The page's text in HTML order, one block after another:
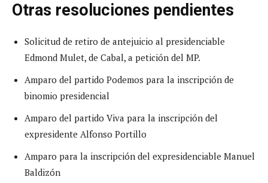
Otras resoluciones pendientes
Solicitud de retiro de antejuicio al presidenciable
Edmond Mulet, de Cabal, a petición del MP.
Amparo del partido Podemos para la inscripción de
binomio presidencial
Amparo del partido Viva para la inscripción del
expresidente Alfonso Portillo
Amparo para la inscripción del expresidenciable Manuel
Baldizón